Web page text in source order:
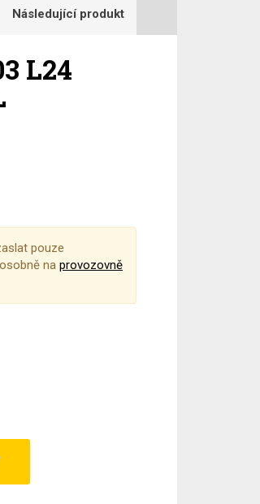
Následující produkt
L24
pouze
na provozovně